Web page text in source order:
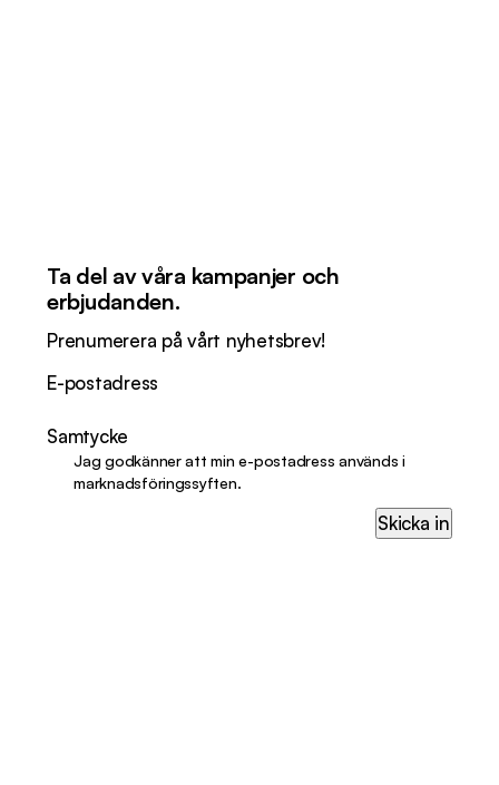
Ta del av våra kampanjer och
erbjudanden.
Prenumerera på vårt nyhetsbrev!
E-postadress
Samtycke
Jag godkänner att min e-postadress används i
marknadsföringssyften.
Skicka in